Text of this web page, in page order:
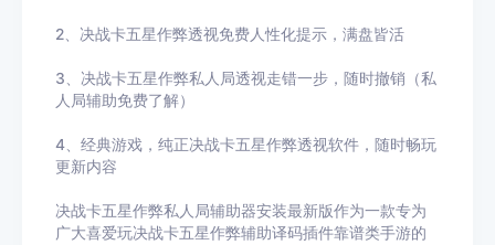
2、决战卡五星作弊透视免费人性化提示，满盘皆活
3、决战卡五星作弊私人局透视走错一步，随时撤销（私
人局辅助免费了解）
4、经典游戏，纯正决战卡五星作弊透视软件，随时畅玩
更新内容
决战卡五星作弊私人局辅助器安装最新版作为一款专为
广大喜爱玩决战卡五星作弊辅助译码插件靠谱类手游的